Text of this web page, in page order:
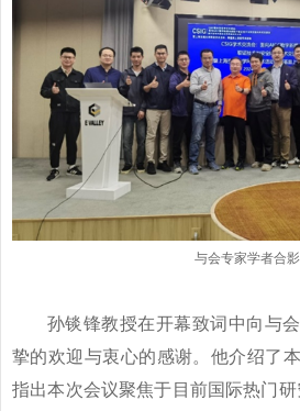
与会专家学者合影
孙锬锋教授在开幕致词中向与会
挚的欢迎与衷心的感谢。他介绍了
指出本次会议聚焦于目前国际热门